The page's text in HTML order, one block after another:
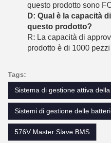
questo prodotto sono
D: Qual è la capacità
questo prodotto?
R: La capacità di
prodotto è di 1000
Tags:
Sistema di gestione attiva
Sistemi di gestione delle
576V Master Slave BMS